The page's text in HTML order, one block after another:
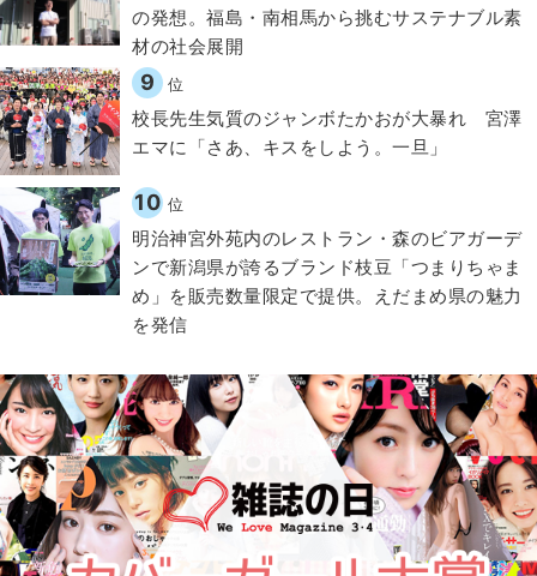
の発想。福島・南相馬から挑むサステナブル素
材の社会展開​
9 位
校長先生気質のジャンボたかおが大暴れ 宮澤
エマに「さあ、キスをしよう。一旦」
10 位
明治神宮外苑内のレストラン・森のビアガーデ
ンで新潟県が誇るブランド枝豆「つまりちゃま
め」を販売数量限定で提供。えだまめ県の魅力
を発信